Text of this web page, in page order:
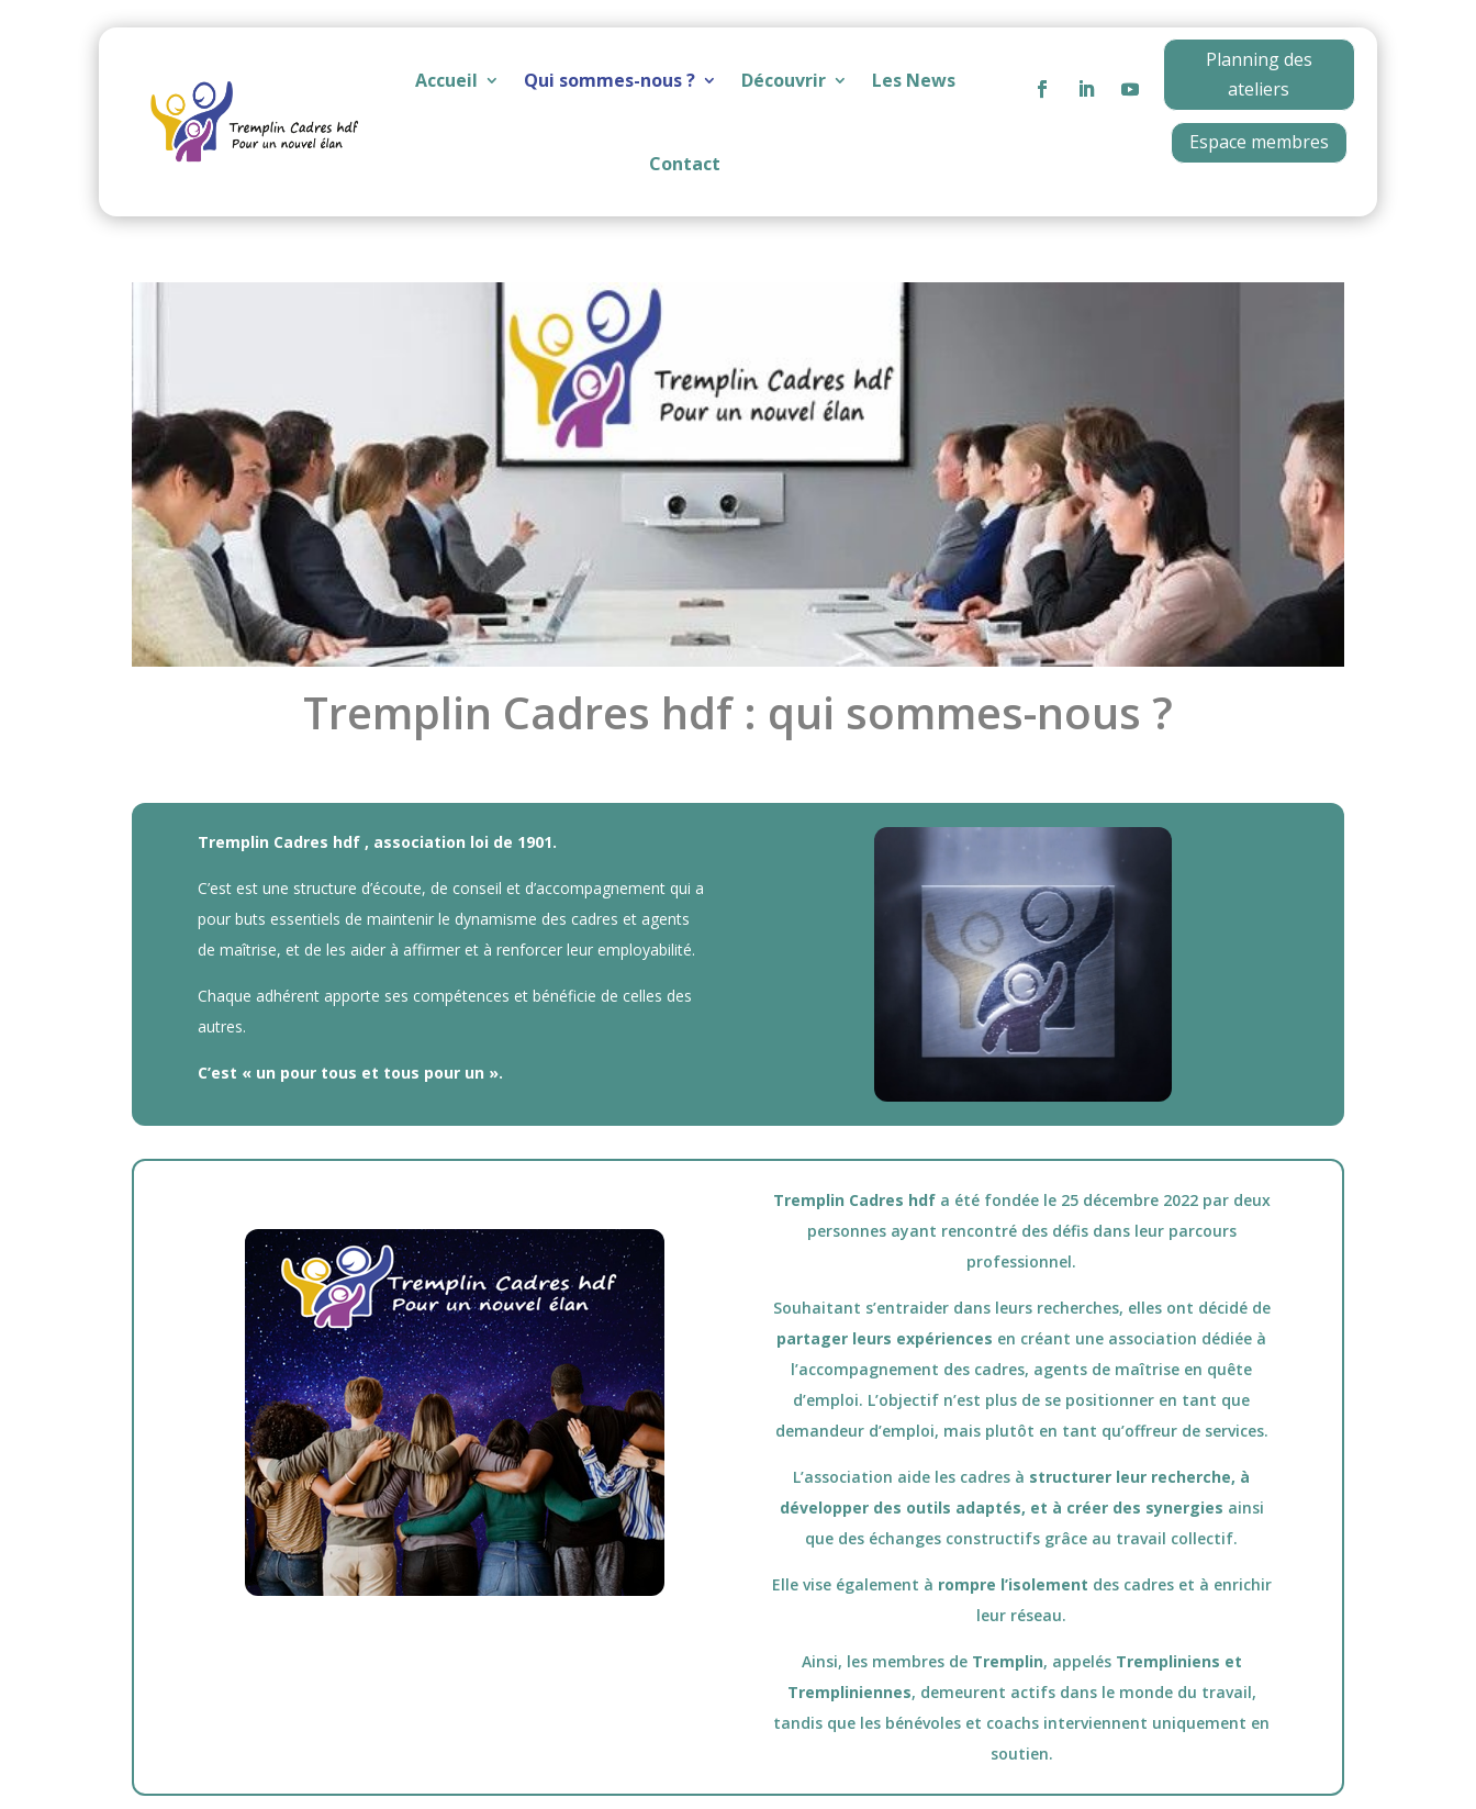
Accueil Qui sommes-nous ? Découvrir Les News
Contact
Planning des
ateliers
Espace membres
Tremplin Cadres hdf : qui sommes-nous ?
Tremplin Cadres hdf , association loi de 1901.
C’est est une structure d’écoute, de conseil et d’accompagnement qui a
pour buts essentiels de maintenir le dynamisme des cadres et agents
de maîtrise, et de les aider à affirmer et à renforcer leur employabilité.
Chaque adhérent apporte ses compétences et bénéficie de celles des
autres.
C’est « un pour tous et tous pour un ».
Tremplin Cadres hdfa été fondée le 25 décembre 2022 par deux
personnes ayant rencontré des défis dans leur parcours
professionnel.
Souhaitant s’entraider dans leurs recherches, elles ont décidé de
partager leurs expériences en créant une association dédiée à
l’accompagnement des cadres, agents de maîtrise en quête
d’emploi. L’objectif n’est plus de se positionner en tant que
demandeur d’emploi, mais plutôt en tant qu’offreur de services.
L’association aide les cadres à structurer leur recherche, à
développer des outils adaptés, et à créer des synergies ainsi
que des échanges constructifs grâce au travail collectif.
Elle vise également à rompre l’isolement des cadres et à enrichir
leur réseau.
Ainsi, les membres de Tremplin, appelés Trempliniens et
Trempliniennes, demeurent actifs dans le monde du travail,
tandis que les bénévoles et coachs interviennent uniquement en
soutien.